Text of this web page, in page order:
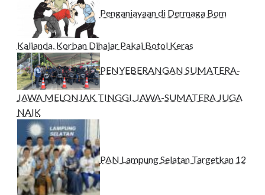
Penganiayaan di Dermaga Bom
Kalianda, Korban Dihajar Pakai Botol Keras
PENYEBERANGAN SUMATERA-
JAWA MELONJAK TINGGI, JAWA-SUMATERA JUGA
NAIK
PAN Lampung Selatan Targetkan 12